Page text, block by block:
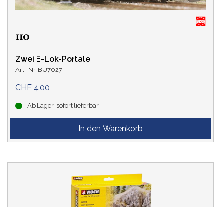
Zwei E-Lok-Portale
Art.-Nr. BU7027
CHF 4.00
Ab Lager, sofort lieferbar